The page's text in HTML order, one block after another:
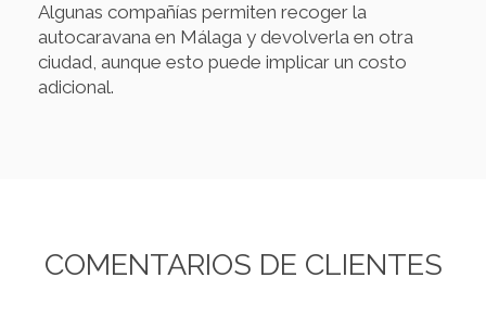
Algunas compañías permiten recoger la
autocaravana en Málaga y devolverla en otra
ciudad, aunque esto puede implicar un costo
adicional.
COMENTARIOS DE CLIENTES